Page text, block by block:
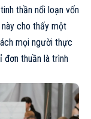
thần nổi loạn vốn
cho thấy một
mọi người thực
đơn thuần là trình